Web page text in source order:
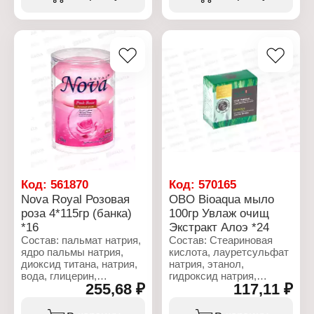
Характеристики:
Бренд: Royal
Серия: NOVA
Тип товара:
Косметическое мыло
Название: "Blue Ocean"
Количество: 4 шт
Вес: 4х115 г
Тип товара:
Косметическое мыло
Название: "Milk"
Количество: 4 шт
Вес: 4х115 г
Код: 561870
Nova Royal Розовая
роза 4*115гр (банка)
*16
Состав: пальмат натрия,
ядро пальмы натрия,
диоксид титана, натрия,
вода, глицерин,
ароматизатор хлорид
255,68 ₽
Код:570165
OBO Bioaqua мыло
100гр Увлаж очищ
Экстракт Алоэ *24
Состав: Стеариновая
кислота, лауретсульфат
натрия, этанол,
гидроксид натрия,
сорбитол, миристиновая
117,11 ₽